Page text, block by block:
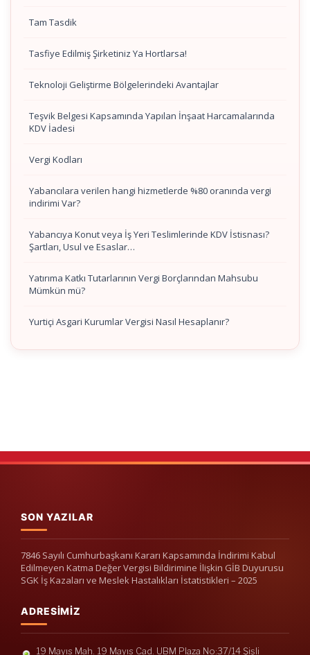
Tam Tasdik
Tasfiye Edilmiş Şirketiniz Ya Hortlarsa!
Teknoloji Geliştirme Bölgelerindeki Avantajlar
Teşvik Belgesi Kapsamında Yapılan İnşaat Harcamalarında
KDV İadesi
Vergi Kodları
Yabancılara verilen hangi hizmetlerde %80 oranında vergi
indirimi Var?
Yabancıya Konut veya İş Yeri Teslimlerinde KDV İstisnası?
Şartları, Usul ve Esaslar…
Yatırıma Katkı Tutarlarının Vergi Borçlarından Mahsubu
Mümkün mü?
Yurtiçi Asgari Kurumlar Vergisi Nasıl Hesaplanır?
SON YAZILAR
7846 Sayılı Cumhurbaşkanı Kararı Kapsamında İndirimi Kabul
Edilmeyen Katma Değer Vergisi Bildirimine İlişkin GİB Duyurusu
SGK İş Kazaları ve Meslek Hastalıkları İstatistikleri – 2025
ADRESIMIZ
19 Mayıs Mah. 19 Mayıs Cad. UBM Plaza No:37/14 Şişli